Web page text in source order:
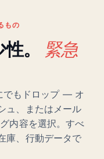
もの
。
緊急
でもドロップ — オ
ュ、またはメール
内容を選択。すべ
庫、行動データで